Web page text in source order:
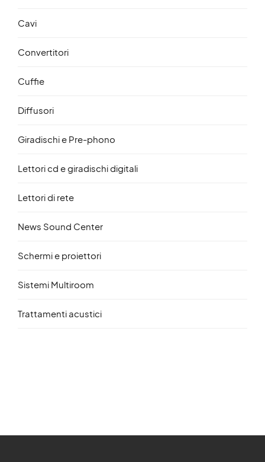
Cavi
Convertitori
Cuffie
Diffusori
Giradischi e Pre-phono
Lettori cd e giradischi digitali
Lettori di rete
News Sound Center
Schermi e proiettori
Sistemi Multiroom
Trattamenti acustici